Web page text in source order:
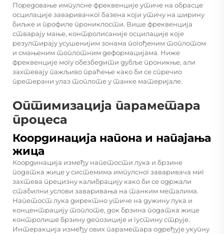
Поредовање импулсне фреквенције утиче на обрасце
осцилације заваривачког базена који утичу на ширину
биљке и профиле прониклости. Више фреквенција
стварају мање, контролисаније осцилације које
резултирају усушенијим зонама погођеним топлотом
и смањеним топлотним деформацијама. Ниже
фреквенције могу обезбедити дубље проникње, али
захтевају пажљиво праћење како би се спречио
претерани улаз топлоте у танке материјале.
Оптимизација параметара
процеса
Координација напона и напајања
жица
Координација између напетости лука и брзине
податка жице у системима импулсног заваривача миг
захтева прецизну калибрацију како би се одржали
стабилни услови заваривања на танким металима.
Напетост лука директно утиче на дужину лука и
концентрацију топлоте, док брзина податка жице
контролише брзину депозиције и густину струје.
Интеракција између ових параметара одређује укупну